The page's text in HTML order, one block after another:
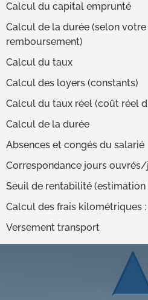
Calcul du capital emprunté
Calcul de la durée (selon
remboursement)
Calcul du taux
Calcul des loyers (constants)
Calcul du taux réel (coût réel
Calcul de la durée
Absences et congés du salarié
Correspondance jours
Seuil de rentabilité (estimation
Calcul des frais kilométriques
Versement transport